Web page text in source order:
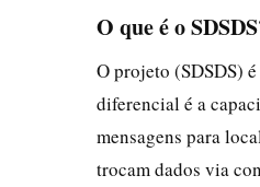
O que é o
O projeto (SDSDS)
diferencial é a
mensagens para
trocam dados via